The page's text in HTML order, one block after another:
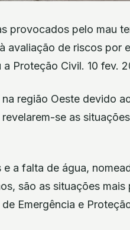
provocados pelo mau
avaliação de riscos por
a Proteção Civil. 10 fev.
região Oeste devido
se as
e a falta de água,
são as situações
Emergência e